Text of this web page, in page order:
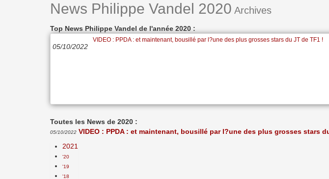
News Philippe Vandel 2020 Archives
Top News Philippe Vandel de l'année 2020 :
05/10/2022
VIDEO : PPDA : et maintenant, bousillé par l?une des plus grosses stars du JT de TF1 !
Toutes les News de 2020 :
05/10/2022 VIDEO : PPDA : et maintenant, bousillé par l?une des plus grosses stars
2021
'20
'19
'18